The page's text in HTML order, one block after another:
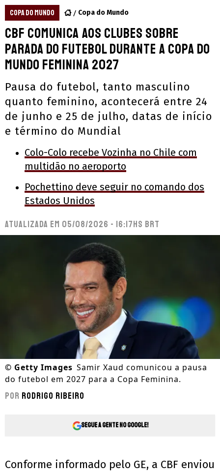
COPA DO MUNDO Copa do Mundo
CBF comunica aos clubes sobre
parada do futebol durante a Copa do
Mundo Feminina 2027
Pausa do futebol, tanto masculino
quanto feminino, acontecerá entre 24
de junho e 25 de julho, datas de início
e término do Mundial
Colo-Colo recebe Vozinha no Chile com
multidão no aeroporto
Pochettino deve seguir no comando dos
Estados Unidos
Atualizada em 05/08/2026 - 16:17hs BRT
© Getty Images Samir Xaud comunicou a pausa
do futebol em 2027 para a Copa Feminina.
Por Rodrigo Ribeiro
Segue a gente no Google!
Conforme informado pelo GE, a CBF enviou